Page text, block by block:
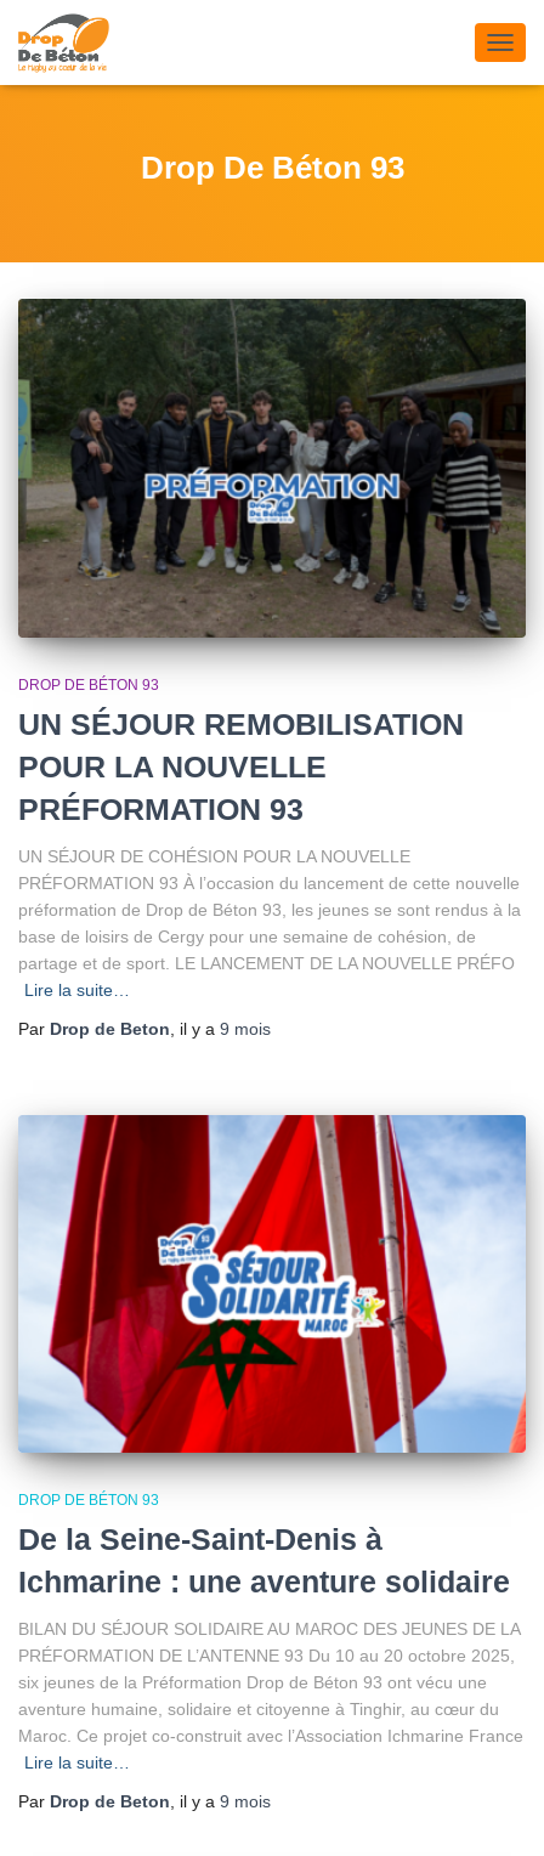
LA
Drop De Béton 93
DROP DE BÉTON 93
UN SÉJOUR REMOBILISATION
POUR LA NOUVELLE
PRÉFORMATION 93
UN SÉJOUR DE COHÉSION POUR LA NOUVELLE
PRÉFORMATION 93 À l’occasion du lancement de cette nouvelle
préformation de Drop de Béton 93, les jeunes se sont rendus à la
base de loisirs de Cergy pour une semaine de cohésion, de
partage et de sport. LE LANCEMENT DE LA NOUVELLE PRÉFO
Lire la suite…
Par Drop de Beton , il y a 9 mois
DROP DE BÉTON 93
De la Seine-Saint-Denis à
Ichmarine : une aventure solidaire
BILAN DU SÉJOUR SOLIDAIRE AU MAROC DES JEUNES DE LA
PRÉFORMATION DE L’ANTENNE 93 Du 10 au 20 octobre 2025,
six jeunes de la Préformation Drop de Béton 93 ont vécu une
aventure humaine, solidaire et citoyenne à Tinghir, au cœur du
Maroc. Ce projet co-construit avec l’Association Ichmarine France
Lire la suite…
Par Drop de Beton, il y a 9 mois